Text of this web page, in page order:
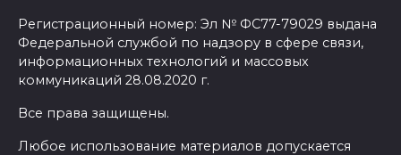
Регистрационный номер: Эл № ФС77-79029 выдана
Федеральной службой по надзору в сфере связи,
информационных технологий и массовых
коммуникаций 28.08.2020 г.
Все права защищены.
Любое использование материалов допускается